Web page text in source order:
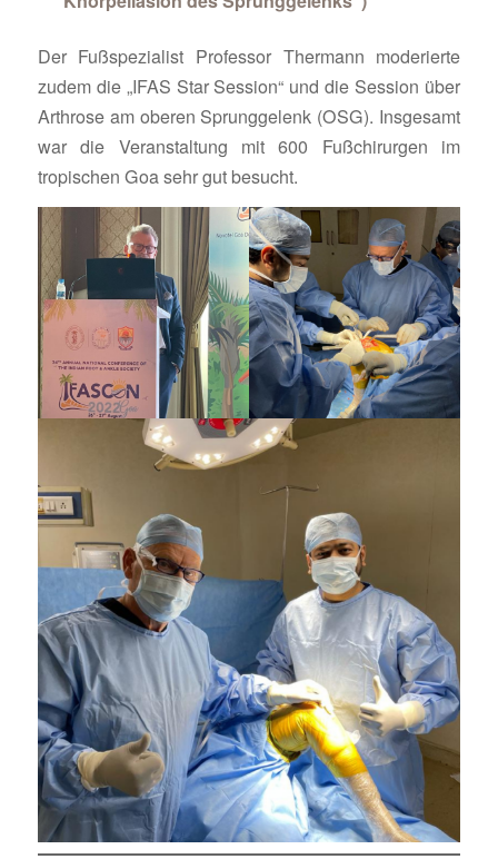
Der Fußspezialist Professor Thermann moderierte
zudem die „IFAS Star Session“ und die Session über
Arthrose am oberen Sprunggelenk (OSG). Insgesamt
war die Veranstaltung mit 600 Fußchirurgen im
tropischen Goa sehr gut besucht.